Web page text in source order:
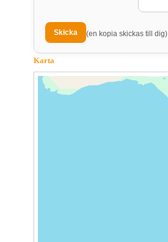
(en kopia skickas till dig)
Karta